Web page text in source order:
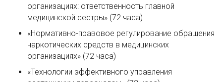
организациях: ответственность главной
медицинской сестры» (72 часа)
«Нормативно-правовое регулирование обращения
наркотических средств в медицинских
организациях» (72 часа)
«Технологии эффективного управления